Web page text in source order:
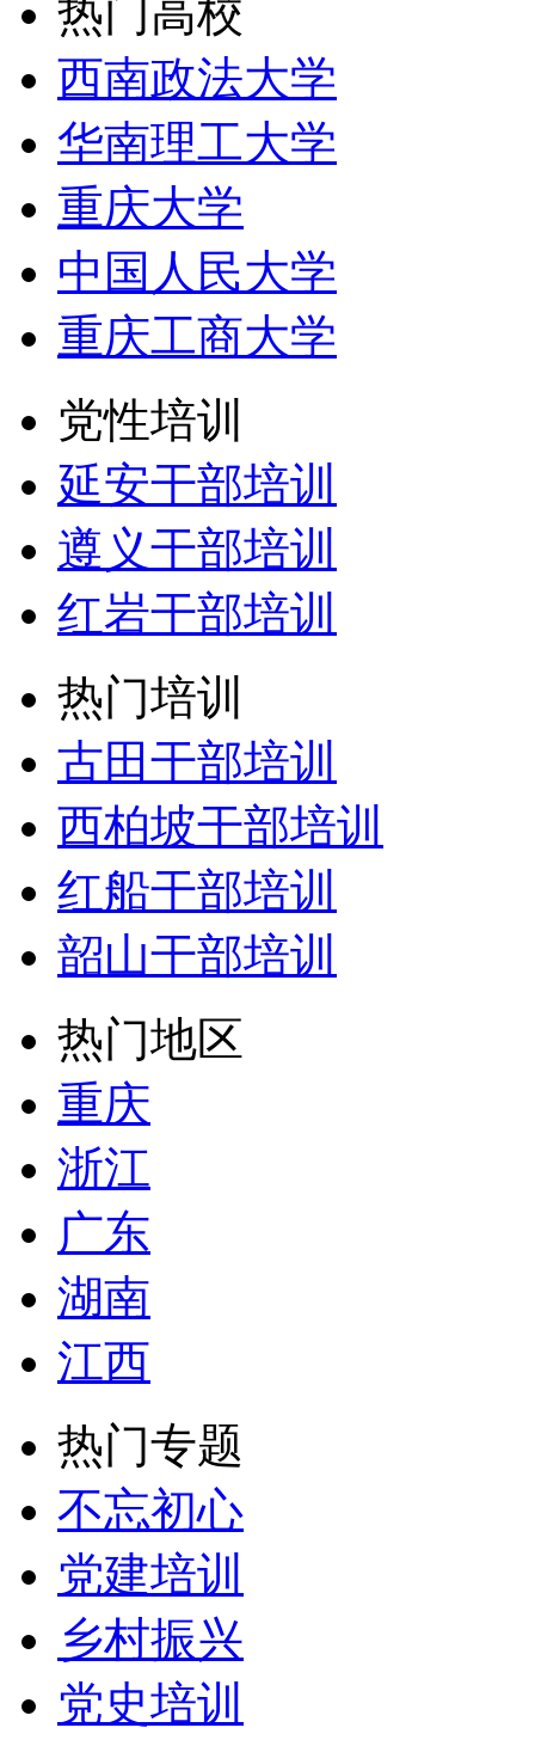
热门高校
西南政法大学
华南理工大学
重庆大学
中国人民大学
重庆工商大学
党性培训
延安干部培训
遵义干部培训
红岩干部培训
热门培训
古田干部培训
西柏坡干部培训
红船干部培训
韶山干部培训
热门地区
重庆
浙江
广东
湖南
江西
热门专题
不忘初心
党建培训
乡村振兴
党史培训